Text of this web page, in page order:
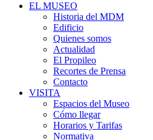
EL MUSEO
Historia del MDM
Edificio
Quienes somos
Actualidad
El Propileo
Recortes de Prensa
Contacto
VISITA
Espacios del Museo
Cómo llegar
Horarios y Tarifas
Normativa